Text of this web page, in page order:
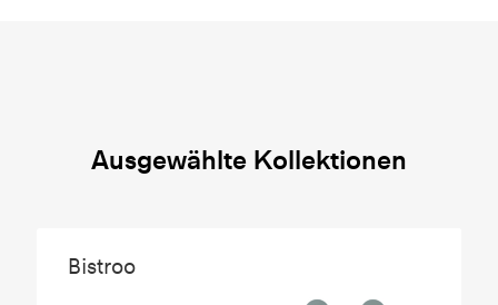
Ausgewählte Kollektionen
Bistroo